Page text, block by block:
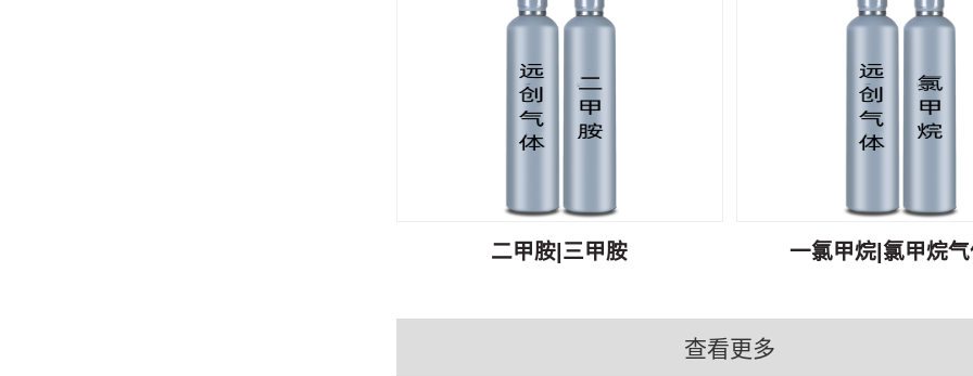
二甲胺|三甲胺 一氯甲烷|氯甲烷
查看更多